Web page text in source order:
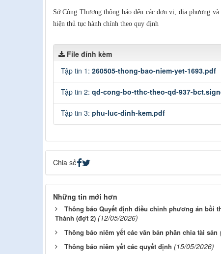
Sở Công Thương thông báo đến các đơn vị, địa phương
hiện thủ tục hành chính theo quy định
File đính kèm
Tập tin 1: 260505-thong-bao-niem-yet-1693.pdf
Tập tin 2: qd-cong-bo-tthc-theo-qd-937-
Tập tin 3: phu-luc-dinh-kem.pdf
Chia sẻ
Những tin mới hơn
Thông báo Quyết định điều chỉnh phương án bồi
Thành (đợt 2) (12/05/2026)
Thông báo niêm yết các văn bản phân chia tài sản
Thông báo niêm yết các quyết định (15/05/2026)